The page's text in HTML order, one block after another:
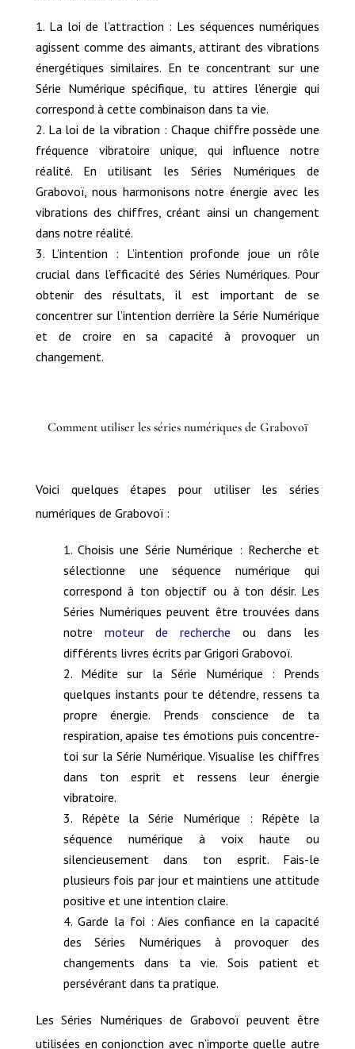
La loi de l’attraction : Les séquences numériques
agissent comme des aimants, attirant des vibrations
énergétiques similaires. En te concentrant sur une
Série Numérique spécifique, tu attires l’énergie qui
correspond à cette combinaison dans ta vie.
La loi de la vibration : Chaque chiffre possède une
fréquence vibratoire unique, qui influence notre
réalité. En utilisant les Séries Numériques de
Grabovoï, nous harmonisons notre énergie avec les
vibrations des chiffres, créant ainsi un changement
dans notre réalité.
L’intention : L’intention profonde joue un rôle
crucial dans l’efficacité des Séries Numériques. Pour
obtenir des résultats, il est important de se
concentrer sur l’intention derrière la Série Numérique
et de croire en sa capacité à provoquer un
changement.
Comment utiliser les séries numériques de Grabovoï
Voici quelques étapes pour utiliser les séries
numériques de Grabovoï :
Choisis une Série Numérique : Recherche et
sélectionne une séquence numérique qui
correspond à ton objectif ou à ton désir. Les
Séries Numériques peuvent être trouvées dans
notre moteur de recherche ou dans les
différents livres écrits par Grigori Grabovoï.
Médite sur la Série Numérique : Prends
quelques instants pour te détendre, ressens ta
propre énergie. Prends conscience de ta
respiration, apaise tes émotions puis concentre-
toi sur la Série Numérique. Visualise les chiffres
dans ton esprit et ressens leur énergie
vibratoire.
Répète la Série Numérique : Répète la
séquence numérique à voix haute ou
silencieusement dans ton esprit. Fais-le
plusieurs fois par jour et maintiens une attitude
positive et une intention claire.
Garde la foi : Aies confiance en la capacité
des Séries Numériques à provoquer des
changements dans ta vie. Sois patient et
persévérant dans ta pratique.
Les Séries Numériques de Grabovoï peuvent être
utilisées en conjonction avec n’importe quelle autre